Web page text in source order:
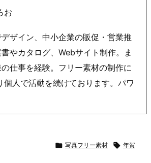
お
ザイン、中小企業の販促・営業推
やカタログ、Webサイト制作。ま
仕事を経験。フリー素材の制作に
個人で活動を続けております。パワ
 写真フリー素材  年賀